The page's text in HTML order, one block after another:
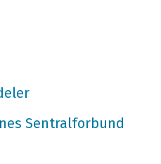
Sentralforbund